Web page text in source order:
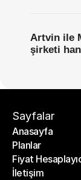
Artvin ile
şirketi
Sayfalar
Anasayfa
Anasayfa
Planlar
Planlar
Fiyat
Fiyat Hesaplayıcı
İletişim